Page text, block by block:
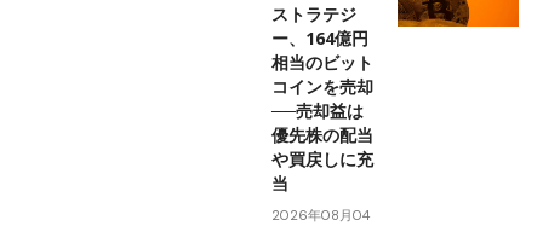
ストラテジ
ー、164億円
相当のビット
コインを売却
──売却益は
優先株の配当
や買戻しに充
当
2026年08月04